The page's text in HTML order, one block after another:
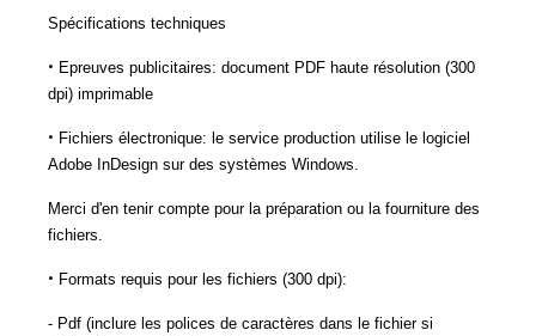
Spécifications techniques
• Epreuves publicitaires: document PDF haute résolution (300
dpi) imprimable
• Fichiers électronique: le service production utilise le logiciel
Adobe InDesign sur des systèmes Windows.
Merci d'en tenir compte pour la préparation ou la fourniture des
fichiers.
• Formats requis pour les fichiers (300 dpi):
- Pdf (inclure les polices de caractères dans le fichier si